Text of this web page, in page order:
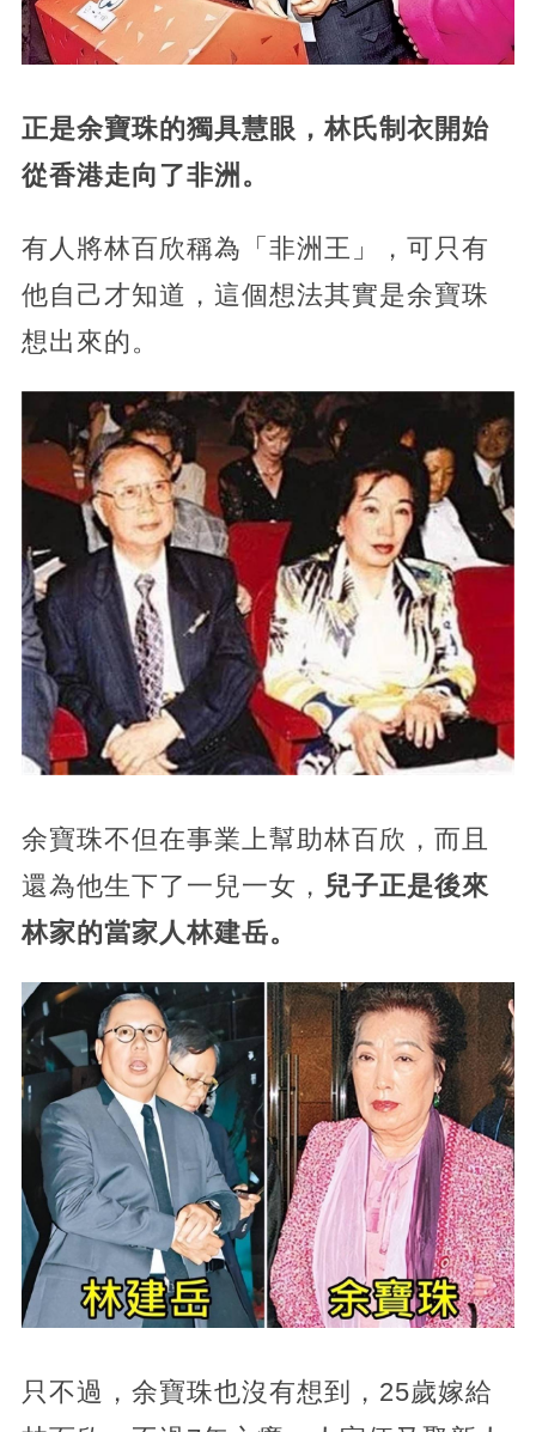
正是余寶珠的獨具慧眼，林氏制衣開始
從香港走向了非洲。
有人將林百欣稱為「非洲王」，可只有
他自己才知道，這個想法其實是余寶珠
想出來的。
余寶珠不但在事業上幫助林百欣，而且
還為他生下了一兒一女， 兒子正是後來
林家的當家人林建岳。
只不過，余寶珠也沒有想到，25歲嫁給